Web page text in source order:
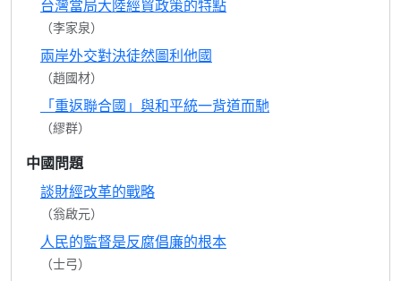
台灣當局大陸經貿政策的特點
（李家泉）
兩岸外交對決徒然圖利他國
（趙國材）
「重返聯合國」與和平統一背道而馳
（繆群）
中國問題
談財經改革的戰略
（翁啟元）
人民的監督是反腐倡廉的根本
（士弓）